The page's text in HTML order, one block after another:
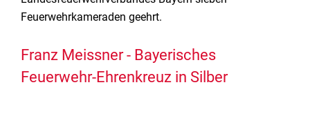
Feuerwehrkameraden geehrt.
Franz Meissner - Bayerisches
Feuerwehr-Ehrenkreuz in Silber